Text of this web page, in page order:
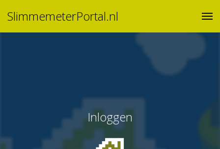
SlimmemeterPortal.nl
Inloggen